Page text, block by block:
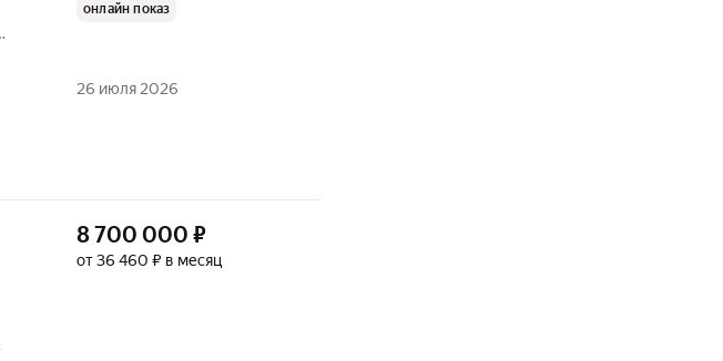
онлайн показ
26 июля 2026
8 700 000 ₽
от 36 460 ₽ в месяц